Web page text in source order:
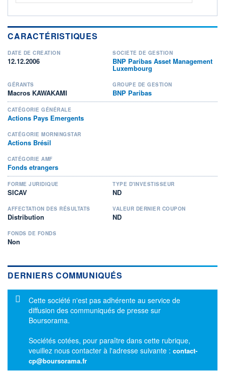
CARACTÉRISTIQUES
DATE DE CRÉATION
12.12.2006
SOCIÉTÉ DE GESTION
BNP Paribas Asset Management
Luxembourg
GÉRANTS
Macros KAWAKAMI
GROUPE DE GESTION
BNP Paribas
CATÉGORIE GÉNÉRALE
Actions Pays Emergents
CATÉGORIE MORNINGSTAR
Actions Brésil
CATÉGORIE AMF
Fonds etrangers
FORME JURIDIQUE
SICAV
TYPE D'INVESTISSEUR
ND
AFFECTATION DES RÉSULTATS
Distribution
VALEUR DERNIER COUPON
ND
FONDS DE FONDS
Non
DERNIERS COMMUNIQUÉS
Message d'information
Cette société n'est pas adhérente au service de
diffusion des communiqués de presse sur
Boursorama.
Sociétés cotées, pour paraître dans cette rubrique,
veuillez nous contacter à l'adresse suivante : contact-
cp@boursorama.fr